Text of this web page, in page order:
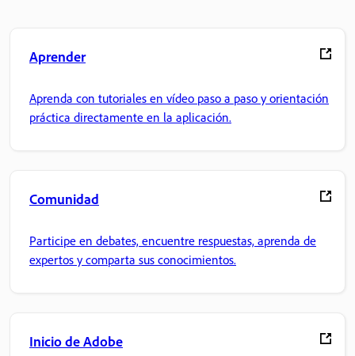
Aprender
Aprenda con tutoriales en vídeo paso a paso y orientación
práctica directamente en la aplicación.
Comunidad
Participe en debates, encuentre respuestas, aprenda de
expertos y comparta sus conocimientos.
Inicio de Adobe